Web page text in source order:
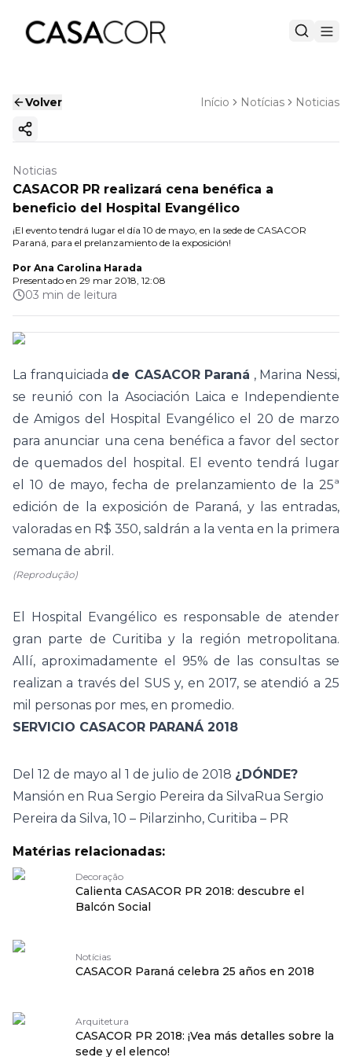
Volver Início Notícias Noticias
Copiar enlace
Noticias
CASACOR PR realizará cena benéfica a
beneficio del Hospital Evangélico
¡El evento tendrá lugar el día 10 de mayo, en la sede de CASACOR
Paraná, para el prelanzamiento de la exposición!
Por Ana Carolina Harada
Presentado en 29 mar 2018, 12:08
03 min de leitura
La franquiciada de CASACOR Paraná , Marina Nessi,
se reunió con la Asociación Laica e Independiente
de Amigos del Hospital Evangélico el 20 de marzo
para anunciar una cena benéfica a favor del sector
de quemados del hospital. El evento tendrá lugar
el 10 de mayo, fecha de prelanzamiento de la 25ª
edición de la exposición de Paraná, y las entradas,
valoradas en R$ 350, saldrán a la venta en la primera
semana de abril.
(Reprodução)
El Hospital Evangélico es responsable de atender
gran parte de Curitiba y la región metropolitana.
Allí, aproximadamente el 95% de las consultas se
realizan a través del SUS y, en 2017, se atendió a 25
mil personas por mes, en promedio.
SERVICIO CASACOR PARANÁ 2018
Del 12 de mayo al 1 de julio de 2018 ¿DÓNDE?
Mansión en Rua Sergio Pereira da SilvaRua Sergio
Pereira da Silva, 10 – Pilarzinho, Curitiba – PR
Matérias relacionadas:
Decoração
Calienta CASACOR PR 2018: descubre el
Balcón Social
Notícias
CASACOR Paraná celebra 25 años en 2018
Arquitetura
CASACOR PR 2018: ¡Vea más detalles sobre la
sede y el elenco!